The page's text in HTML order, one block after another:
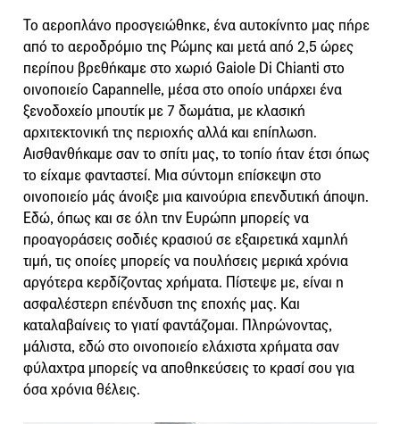
Το αεροπλάνο προσγειώθηκε, ένα αυτοκίνητο μας πήρε
από το αεροδρόμιο της Ρώμης και μετά από 2,5 ώρες
περίπου βρεθήκαμε στο χωριό Gaiole Di Chianti στο
οινοποιείο Capannelle, μέσα στο οποίο υπάρχει ένα
ξενοδοχείο μπουτίκ με 7 δωμάτια, με κλασική
αρχιτεκτονική της περιοχής αλλά και επίπλωση.
Αισθανθήκαμε σαν το σπίτι μας, το τοπίο ήταν έτσι όπως
το είχαμε φανταστεί. Μια σύντομη επίσκεψη στο
οινοποιείο μάς άνοιξε μια καινούρια επενδυτική άποψη.
Εδώ, όπως και σε όλη την Ευρώπη μπορείς να
προαγοράσεις σοδιές κρασιού σε εξαιρετικά χαμηλή
τιμή, τις οποίες μπορείς να πουλήσεις μερικά χρόνια
αργότερα κερδίζοντας χρήματα. Πίστεψε με, είναι η
ασφαλέστερη επένδυση της εποχής μας. Και
καταλαβαίνεις το γιατί φαντάζομαι. Πληρώνοντας,
μάλιστα, εδώ στο οινοποιείο ελάχιστα χρήματα σαν
φύλαχτρα μπορείς να αποθηκεύσεις το κρασί σου για
όσα χρόνια θέλεις.